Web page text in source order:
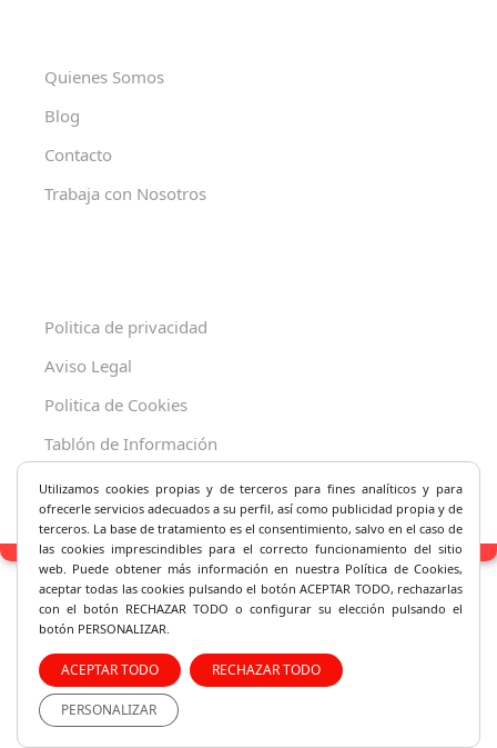
Quienes Somos
Blog
Contacto
Trabaja con Nosotros
Politica de privacidad
Aviso Legal
Politica de Cookies
Tablón de Información
Decreto 625/2019
Utilizamos cookies propias y de terceros para fines analíticos y para
ofrecerle servicios adecuados a su perfil, así como publicidad propia y de
terceros. La base de tratamiento es el consentimiento, salvo en el caso de
las cookies imprescindibles para el correcto funcionamiento del sitio
web. Puede obtener más información en nuestra Política de Cookies,
aceptar todas las cookies pulsando el botón ACEPTAR TODO, rechazarlas
con el botón RECHAZAR TODO o configurar su elección pulsando el
botón PERSONALIZAR.
ACEPTAR TODO RECHAZAR TODO
PERSONALIZAR